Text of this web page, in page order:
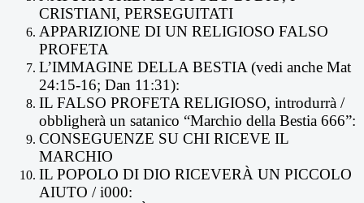
CRISTIANI, PERSEGUITATI
APPARIZIONE DI UN RELIGIOSO FALSO
PROFETA
L’IMMAGINE DELLA BESTIA (vedi anche Mat
24:15-16; Dan 11:31):
IL FALSO PROFETA RELIGIOSO, introdurrà /
obbligherà un satanico “Marchio della Bestia 666”:
CONSEGUENZE SU CHI RICEVE IL
MARCHIO
IL POPOLO DI DIO RICEVERÀ UN PICCOLO
AIUTO / i000: